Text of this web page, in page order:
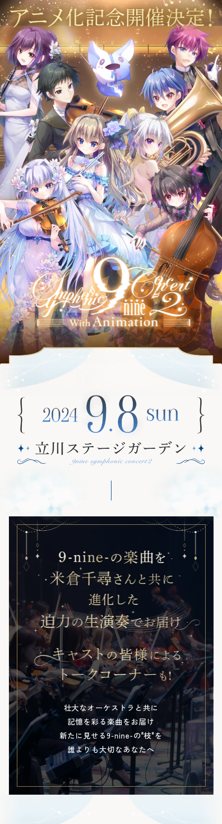
壮大なオーケストラと共に
記憶を彩る楽曲をお届け
新たに見せる9-nine-の"枝"を
誰よりも大切なあなたへ